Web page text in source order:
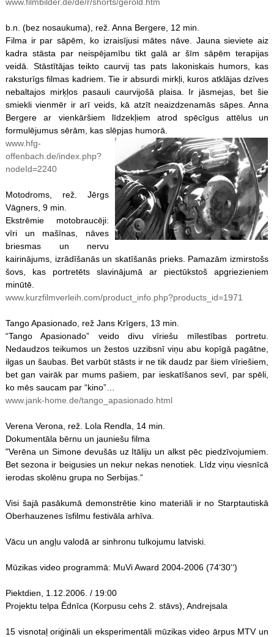
b.n. (bez nosaukuma), rež. Anna Bergere, 12 min.
Filma ir par sāpēm, ko izraisījusi mātes nāve. Jauna sieviete aiz
kadra stāsta par neispējamību tikt galā ar šīm sāpēm terapijas
veidā. Stāstītājas teikto caurvij tas pats lakoniskais humors, kas
raksturīgs filmas kadriem. Tie ir absurdi mirkļi, kuros atklājas dzīves
nebaltajos mirķļos pasauli caurvijošā plaisa. Ir jāsmejas, bet šie
smiekli vienmēr ir arī veids, kā atzīt neaizdzenamās sāpes. Anna
Bergere ar vienkāršiem līdzekļiem atrod spēcīgus attēlus un
formulējumus sērām, kas slēpjas humorā.
www.hfg-
offenbach.de/index.php?
nodeId=2240
Motodroms, rež. Jērgs
Vāgners, 9 min.
Ekstrēmie motobraucēji:
vīri un mašīnas, nāves
briesmas un nervu
kairinājums, izrādīšanās un skatīšanās prieks. Pamazām izmirstošs
šovs, kas portretēts slavinājumā ar piectūkstoš apgriezieniem
minūtē.
www.kurzfilmverleih.com/product_info.php?products_id=1971
Tango Apasionado, rež Jans Krīgers, 13 min.
“Tango Apasionado” veido divu vīriešu mīlestības portretu.
Nedaudzos teikumos un žestos uzzibsnī viņu abu kopīgā pagātne,
ilgas un šaubas. Bet varbūt stāsts ir ne tik daudz par šiem vīriešiem,
bet gan vairāk par mums pašiem, par ieskatīšanos sevī, par spēli,
ko mēs saucam par “kino”…
www.jank-home.de/tango_apasionado.html
Verena Verona, rež. Lola Rendla, 14 min.
Dokumentāla bērnu un jauniešu filma
"Verēna un Simone devušās uz Itāliju un alkst pēc piedzīvojumiem.
Bet sezona ir beigusies un nekur nekas nenotiek. Līdz viņu viesnīcā
ierodas skolēnu grupa no Serbijas.“
Visi šajā pasākumā demonstrētie kino materiāli ir no Starptautiskā
Oberhauzenes īsfilmu festivāla arhīva.
Vācu un angļu valodā ar sinhronu tulkojumu latviski.
Mūzikas video programmā: MuVi Award 2004-2006 (74‘30‘‘)
Piektdien, 1.12.2006. / 19:00
Projektu telpa Ēdnīca (Korpusu cehs 2. stāvs), Andrejsala
15 visnotaļ oriģināli un eksperimentāli mūzikas video ārpus MTV un